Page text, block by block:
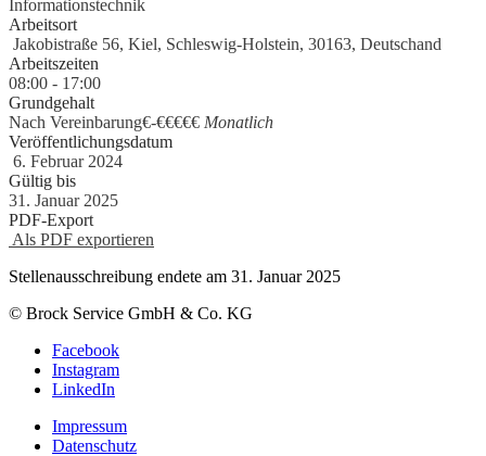
Informationstechnik
Arbeitsort
Jakobistraße 56, Kiel, Schleswig-Holstein, 30163, Deutschand
Arbeitszeiten
08:00 - 17:00
Grundgehalt
Nach Vereinbarung€-€€€€€ Monatlich
Veröffentlichungsdatum
6. Februar 2024
Gültig bis
31. Januar 2025
PDF-Export
Als PDF exportieren
Stellenausschreibung endete am 31. Januar 2025
© Brock Service GmbH & Co. KG
Facebook
Instagram
LinkedIn
Impressum
Datenschutz